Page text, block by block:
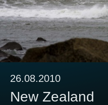
26.08.2010
New Zealand